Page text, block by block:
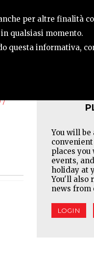
per altre finalità
qualsiasi momento.
questa informativa,
CONTACTS
/
You will
places
events,
holiday at
You'll also
news from
LOGIN